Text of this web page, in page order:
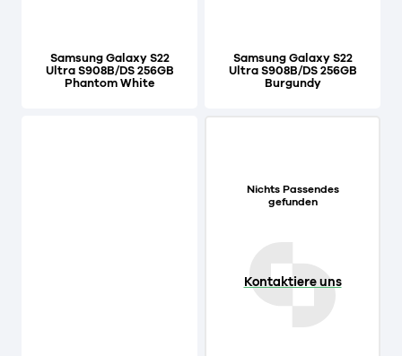
Samsung Galaxy S22
Ultra S908B/DS 256GB
Phantom White
Samsung Galaxy S22
Ultra S908B/DS 256GB
Burgundy
Nichts Passendes
gefunden
Kontaktiere uns